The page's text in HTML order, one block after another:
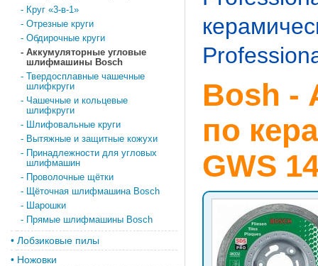
- Круг «3-в-1»
- Отрезные круги
- Обдирочные круги
- Аккумуляторные угловые
шлифмашины Bosch
- Твердосплавные чашечные
шлифкруги
- Чашечные и кольцевые
шлифкруги
- Шлифовальные круги
- Вытяжные и защитные кожухи
- Принадлежности для угловых
шлифмашин
- Проволочные щётки
- Щёточная шлифмашина Bosch
- Шарошки
- Прямые шлифмашины Bosch
• Лобзиковые пилы
• Ножовки
Bosh -
по
GWS